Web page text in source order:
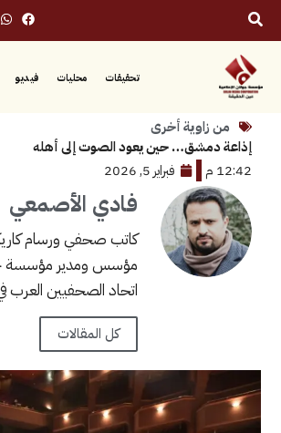
محليات فيديو
أخرى
حين يعود الصوت إلى أهله
فبراير 5, 2026
فادي الأصمعي
كاتب صحفي ورسام كاريكاتير سوري
مؤسس ومدير مؤسسة جولان عضو
اتحاد الصحفيين العرب في أوروبا